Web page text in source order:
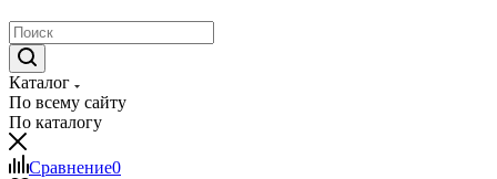
Каталог
По всему сайту
По каталогу
Сравнение0